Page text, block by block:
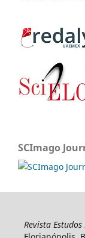
SCImago
Revista